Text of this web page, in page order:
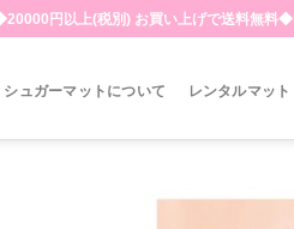
円以上(税別) お買い上げで送料無料◆
シュガーマットについて レンタルマット